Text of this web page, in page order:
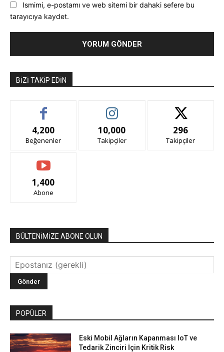
Ismimi, e-postamı ve web sitemi bir dahaki sefere bu
tarayıcıya kaydet.
BIZI TAKIP EDIN
4,200
Beğenenler
10,000
Takipçiler
296
Takipçiler
1,400
Abone
BÜLTENİMİZE ABONE OLUN
POPÜLER
Eski Mobil Ağların Kapanması IoT ve
Tedarik Zinciri İçin Kritik Risk